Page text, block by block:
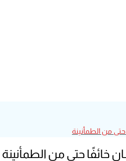
من الطمأنينة
خائفًا حتى من الطمأنينة